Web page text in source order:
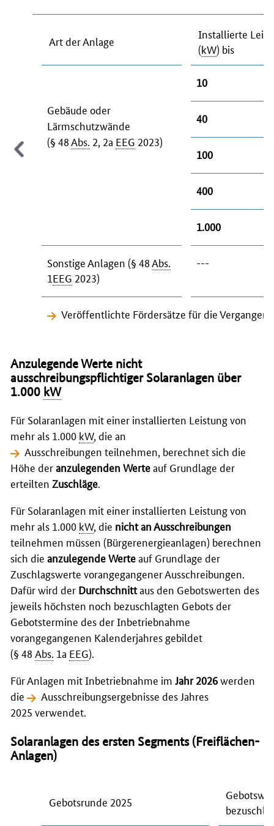
Veröffentlichte Fördersätze für die
Art der Anlage
Installierte
(kW) bis
Gebäude oder
Lärmschutzwände
(§ 48 Abs. 2, 2a EEG 2023)
10
40
100
400
1.000
Sonstige Anlagen (§ 48 Abs.
1EEG 2023)
---
Anzulegende Werte nicht
ausschreibungspflichtiger Solaranlagen über
1.000 kW
Für Solaranlagen mit einer installierten Leistung von
mehr als 1.000 kW, die an
Ausschreibungen teilnehmen, berechnet sich die
Höhe deranzulegenden Werteauf Grundlage der
erteilten Zuschläge
Für Solaranlagen mit einer installierten Leistung von
mehr als 1.000 kW, die nicht an Ausschreibungen
teilnehmen müssen (Bürgerenergieanlagen) berechnen
sich die anzulegende Werteauf Grundlage der
Zuschlagswerte vorangegangener Ausschreibungen.
Dafür wird der Durchschnittaus den Gebotswerten des
jeweils höchsten noch bezuschlagten Gebots der
Gebotstermine des der Inbetriebnahme
vorangegangenen Kalenderjahres gebildet
(§ 48 Abs. 1a EEG).
Für Anlagen mit Inbetriebnahme im Jahr 2026werden
die
Ausschreibungsergebnisse des Jahres
2025 verwendet.
Solaranlagen des ersten Segments (Freiflächen-
Anlagen)
Gebotsrunde 2025